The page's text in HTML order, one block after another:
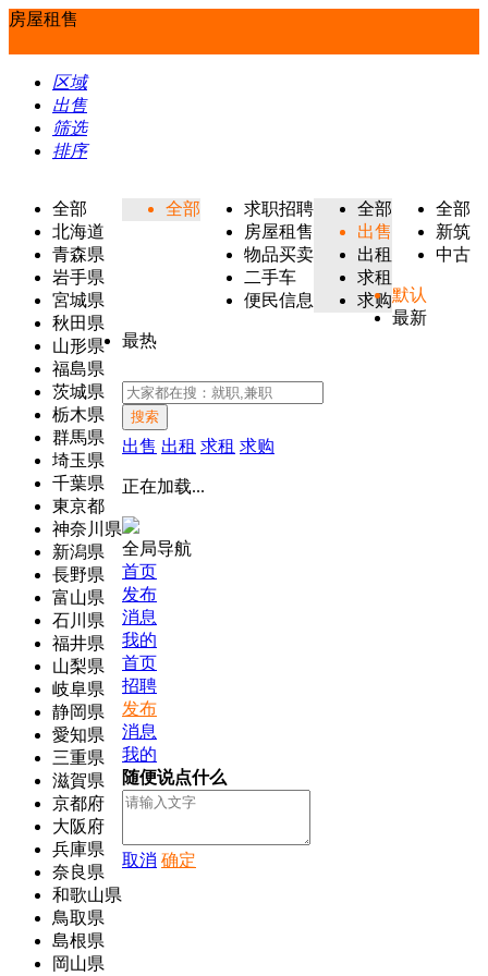
房屋租售
区域
出售
筛选
排序
全部
北海道
青森県
岩手県
宮城県
秋田県
山形県
福島県
茨城県
栃木県
群馬県
埼玉県
千葉県
東京都
神奈川県
新潟県
長野県
富山県
石川県
福井県
山梨県
岐阜県
静岡県
愛知県
三重県
滋賀県
京都府
大阪府
兵庫県
奈良県
和歌山県
鳥取県
島根県
岡山県
全部
求职招聘
房屋租售
物品买卖
二手车
便民信息
全部
出售
出租
求租
求购
全部
新筑
中古
默认
最新
最热
搜索
出售 出租 求租 求购
正在加载...
全局导航
首页
发布
消息
我的
首页
招聘
发布
消息
我的
随便说点什么
取消 确定